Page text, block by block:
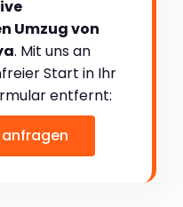
Umzug von
. Mit uns an
Start in Ihr
entfernt: